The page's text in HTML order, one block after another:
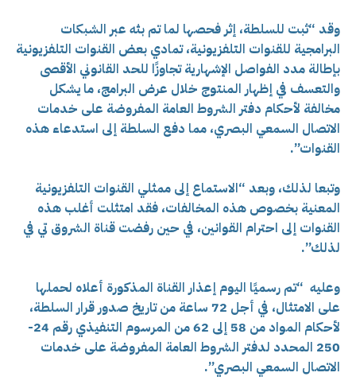
وقد “ثبت للسلطة، إثر فحصها لما تم بثه عبر الشبكات
البرامجية للقنوات التلفزيونية، تمادي بعض القنوات التلفزيونية
بإطالة مدد الفواصل الإشهارية تجاوزًا للحد القانوني الأقصى
والتعسف في إظهار المنتوج خلال عرض البرامج، ما يشكل
مخالفة لأحكام دفتر الشروط العامة المفروضة على خدمات
الاتصال السمعي البصري، مما دفع السلطة إلى استدعاء هذه
القنوات”.
وتبعا لذلك، وبعد “الاستماع إلى ممثلي القنوات التلفزيونية
المعنية بخصوص هذه المخالفات، فقد امتثلت أغلب هذه
القنوات إلى احترام القوانين، في حين رفضت قناة الشروق تي في
لذلك”.
وعليه “تم رسميًا اليوم إعذار القناة المذكورة أعلاه لحملها
على الامتثال، في أجل 72 ساعة من تاريخ صدور قرار السلطة،
لأحكام المواد من 58 إلى 62 من المرسوم التنفيذي رقم 24-
250 المحدد لدفتر الشروط العامة المفروضة على خدمات
الاتصال السمعي البصري”.